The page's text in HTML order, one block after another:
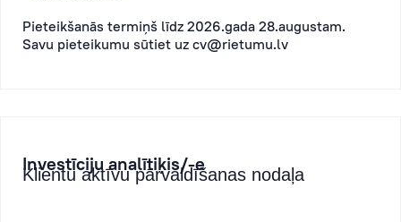
Pieteikšanās termiņš līdz 2026.gada 28.augustam.
Savu pieteikumu sūtiet uz cv@rietumu.lv
Investīciju analītiķis/-e
Klientu aktīvu pārvaldīšanas nodaļa